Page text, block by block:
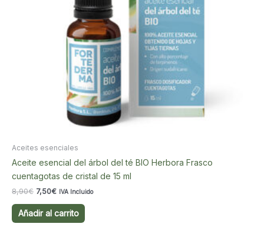
Aceites esenciales
Aceite esencial del árbol del té BIO Herbora Frasco
cuentagotas de cristal de 15 ml
8,90€ El
original
era:
7,50€El
actual
es:
IVA Incluido
Añadir al carrito